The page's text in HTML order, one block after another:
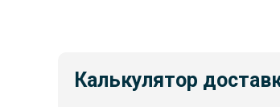
Калькулятор